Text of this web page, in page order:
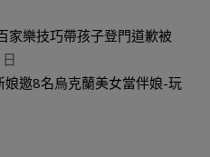
家樂技巧帶孩子登門道歉被
邀8名烏克蘭美女當伴娘-玩